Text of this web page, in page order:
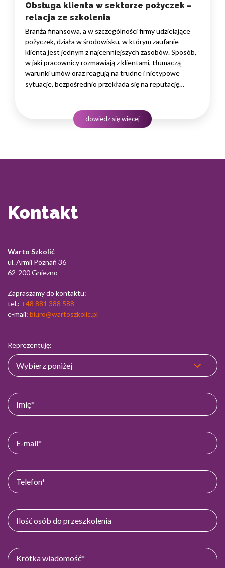
Obsługa klienta w sektorze pożyczek –
relacja ze szkolenia
Branża finansowa, a w szczególności firmy udzielające
pożyczek, działa w środowisku, w którym zaufanie
klienta jest jednym z najcenniejszych zasobów. Sposób,
w jaki pracownicy rozmawiają z klientami, tłumaczą
warunki umów oraz reagują na trudne i nietypowe
sytuacje, bezpośrednio przekłada się na reputację
produktowej, lecz także rozwiniętych kompetencji
komunikacyjnych, empatii…
dowiedz się więcej
Kontakt
Warto Szkolić
ul. Armii Poznań 36
62-200 Gniezno
Zapraszamy do kontaktu:
tel.: +48 881 388 588
e-mail: biuro@wartoszkolic.pl
Reprezentuję: